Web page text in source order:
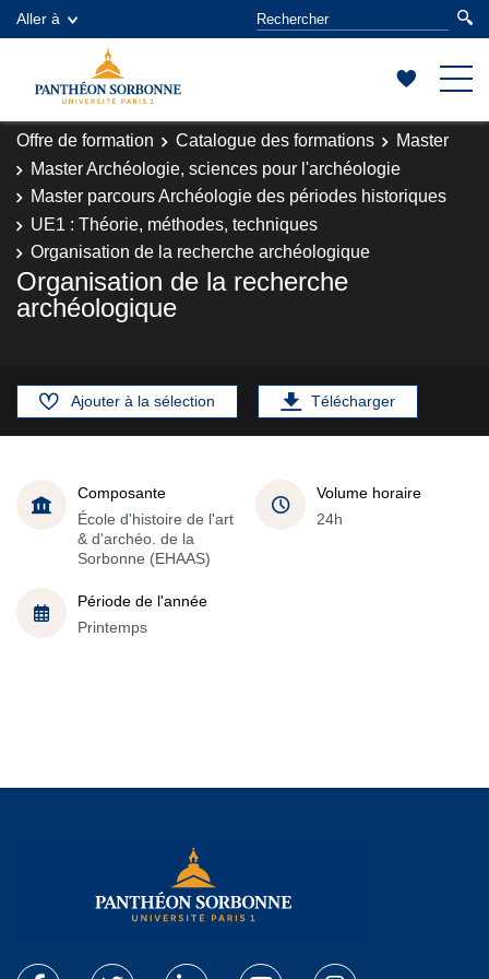
Aller à
Offre de formation Catalogue des formations
Master
Master Archéologie, sciences pour l'archéologie
Master parcours Archéologie des périodes historiques
UE1 : Théorie, méthodes, techniques
Organisation de la recherche archéologique
Organisation de la recherche
archéologique
Ajouter à la sélection Télécharger
Composante
École d'histoire de l'art
& d'archéo. de la
Sorbonne (EHAAS)
Volume horaire
24h
Période de l'année
Printemps